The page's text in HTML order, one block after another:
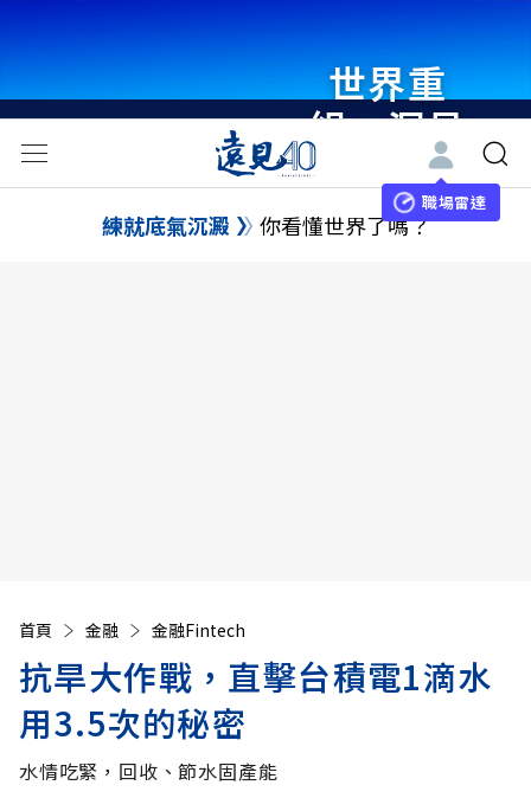
世界重
組・洞見
未來 與
世界領袖
職場雷達
練就底氣沉澱 你看懂世界了嗎？
首頁 金融 金融Fintech
抗旱大作戰，直擊台積電1滴水
用3.5次的秘密
水情吃緊，回收、節水固產能